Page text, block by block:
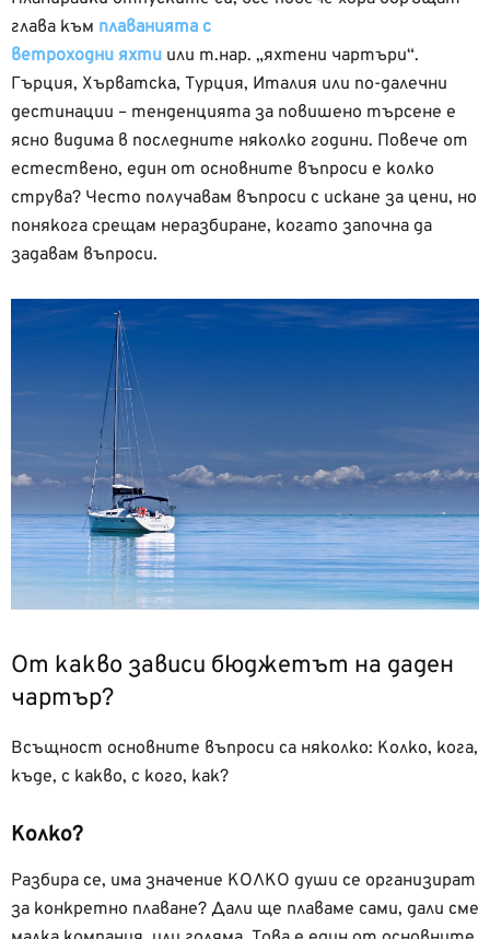
глава към плаванията с
ветроходни яхти или т.нар. „яхтени чартъри“.
Гърция, Хърватска, Турция, Италия или по-далечни
дестинации – тенденцията за повишено търсене е
ясно видима в последните няколко години. Повече от
естествено, един от основните въпроси е колко
струва? Често получавам въпроси с искане за цени, но
понякога срещам неразбиране, когато започна да
задавам въпроси.
От какво зависи бюджетът на даден
чартър?
Всъщност основните въпроси са няколко: Колко, кога,
къде, с какво, с кого, как?
Колко?
Разбира се, има значение КОЛКО души се организират
за конкретно плаване? Дали ще плаваме сами, дали сме